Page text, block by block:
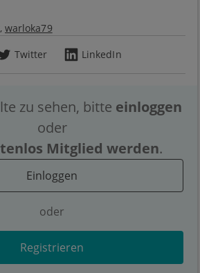
warloka79
Twitter LinkedIn
zu sehen, bitte einloggen
oder
Mitglied werden.
Einloggen
oder
Registrieren